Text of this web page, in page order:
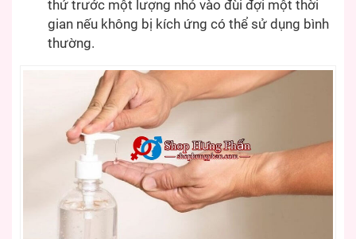
thử trước một lượng nhỏ vào đùi đợi một thời
gian nếu không bị kích ứng có thể sử dụng bình
thường.